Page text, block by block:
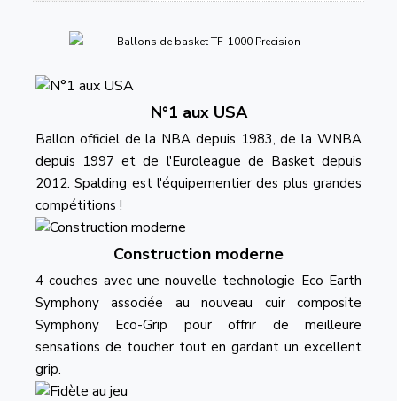
N°1 aux USA
Ballon officiel de la NBA depuis 1983, de la WNBA
depuis 1997 et de l'Euroleague de Basket depuis
2012. Spalding est l'équipementier des plus grandes
compétitions !
Construction moderne
4 couches avec une nouvelle technologie Eco Earth
Symphony associée au nouveau cuir composite
Symphony Eco-Grip pour offrir de meilleure
sensations de toucher tout en gardant un excellent
grip.